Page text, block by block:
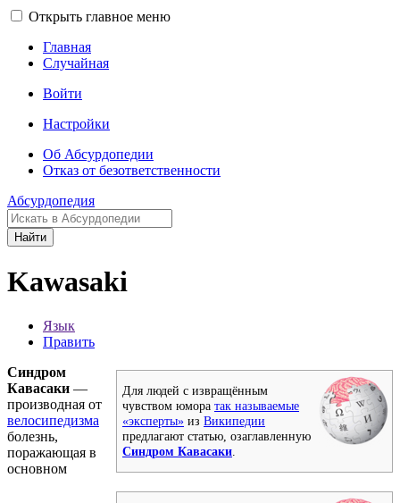
Открыть главное меню
Главная
Случайная
Войти
Настройки
Об Абсурдопедии
Отказ от безответственности
Абсурдопедия
Найти
Kawasaki
Язык
Править
Для людей с извращённым
чувством юмора так называемые
«эксперты» из Википедии
предлагают статью, озаглавленную
Синдром Кавасаки
Синдром
Кавасаки —
производная от
велосипедизма
болезнь,
поражающая в
основном